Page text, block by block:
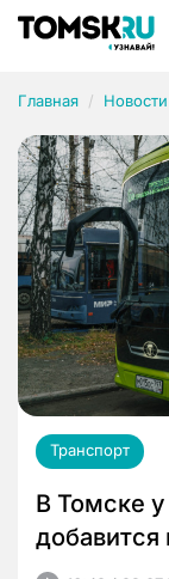
Главная Новости
Транспорт
В Томске
добавится